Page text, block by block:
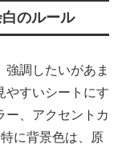
のルール
調したいがあま
やすいシートにす
ー、アクセントカ
に背景色は、原